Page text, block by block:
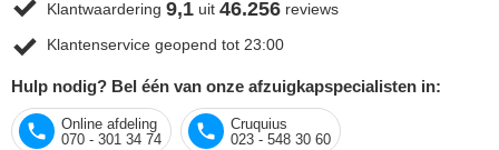
Klantwaardering 9,1 uit 46.256 reviews
Klantenservice geopend tot 23:00
Hulp nodig? Bel één van onze afzuigkapspecialisten in:
Online afdeling
070 - 301 34 74
Cruquius
023 - 548 30 60